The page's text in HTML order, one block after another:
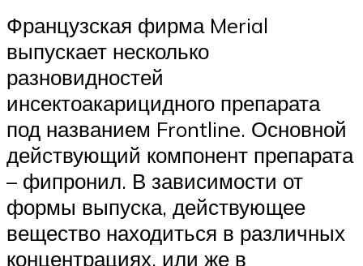
Французская фирма Merial
выпускает несколько
разновидностей
инсектоакарицидного препарата
под названием Frontline. Основной
действующий компонент препарата
– фипронил. В зависимости от
формы выпуска, действующее
вещество находиться в различных
концентрациях, или же в